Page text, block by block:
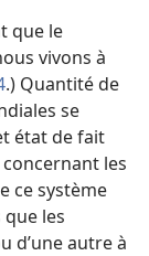
que le
vivons à
.) Quantité de
se
état de fait
les
ce système
les
d’une autre à